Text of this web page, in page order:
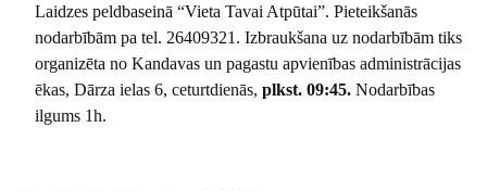
Laidzes peldbaseinā “Vieta Tavai Atpūtai”. Pieteikšanās
nodarbībām pa tel. 26409321. Izbraukšana uz nodarbībām tiks
organizēta no Kandavas un pagastu apvienības administrācijas
ēkas, Dārza ielas 6, ceturtdienās,plkst. 09:45. Nodarbības
ilgums 1h.